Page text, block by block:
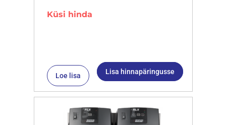
Küsi hinda
Loe lisa Lisa hinnapäringusse